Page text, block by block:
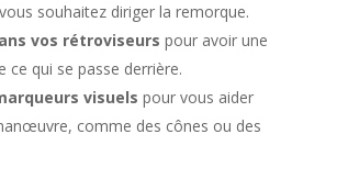
souhaitez diriger la remorque.
vos rétroviseurs pour avoir une
ce qui se passe derrière.
visuels pour vous aider
comme des cônes ou des